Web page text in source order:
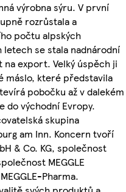
výrobna sýru. V první
rozrůstala a
počtu alpských
se stala nadnárodní
export. Velký úspěch ji
máslo, které představila
pobočku až v dalekém
do východní Evropy.
skupina
am Inn. Koncern tvoří
& Co. KG, společnost
MEGGLE
Pharma.